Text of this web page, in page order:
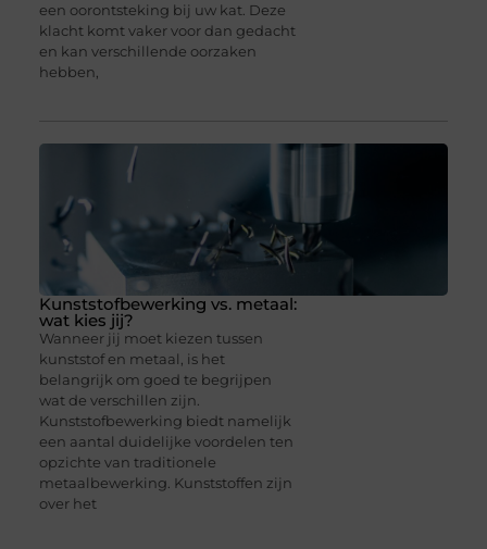
een oorontsteking bij uw kat. Deze
klacht komt vaker voor dan gedacht
en kan verschillende oorzaken
hebben,
Kunststofbewerking vs. metaal:
wat kies jij?
Wanneer jij moet kiezen tussen
kunststof en metaal, is het
belangrijk om goed te begrijpen
wat de verschillen zijn.
Kunststofbewerking biedt namelijk
een aantal duidelijke voordelen ten
opzichte van traditionele
metaalbewerking. Kunststoffen zijn
over het